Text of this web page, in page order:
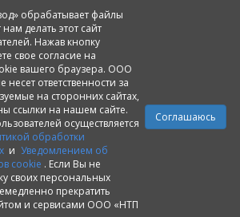
БЕЗОПАСНОСТЬ
обрабатывает файлы
делать этот сайт
Нажав кнопку
свое согласие на
вашего браузера. ООО
ответственности за
на сторонних сайтах,
ссылки на нашем сайте.
осуществляется
обработки
и Уведомлением об
cookie . Если Вы не
своих персональных
прекратить
и сервисами ООО «НТП
Соглашаюсь